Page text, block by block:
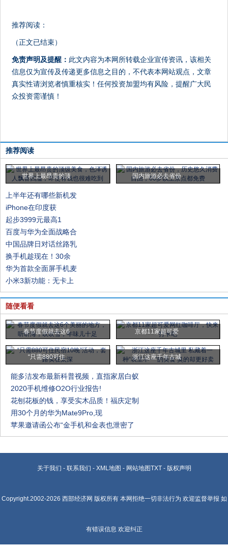
推荐阅读：
（正文已结束）
免责声明及提醒： 此文内容为本网所转载企业宣传资讯，该相关
信息仅为宣传及传递更多信息之目的，不代表本网站观点，文章
真实性请浏览者慎重核实！任何投资加盟均有风险，提醒广大民
众投资需谨慎！
推荐阅读
世界上最昂贵的顶 国内旅游必去省份
上半年还有哪些新机发
iPhone在印度获
起步3999元最高1
百度与华为全面战略合
中国品牌日对话丝路乳
换手机趁现在！30余
华为首款全面屏手机麦
小米3新功能：无卡上
随便看看
春节度假就去这6 京都11家超可爱
“只需880可住 浙江这座千年古城
能多洁发布最新科普视频，直指家居白蚁
2020手机维修O2O行业报告!
花刨花板的钱，享受实木品质！福庆定制
用30个月的华为Mate9Pro,现
苹果邀请函公布“金手机和金表也泄密了
关于我们 - 联系我们 - XML地图 - 网站地图TXT- 版权声明
Copyright.2002-2026 西部经济网 版权所有 本网拒绝一切非法行为 欢迎监督举报 如
有错误信息 欢迎纠正